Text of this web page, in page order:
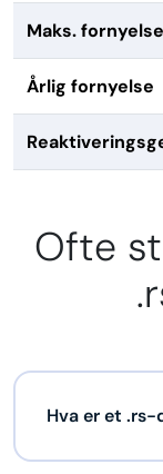
Maks.
Årlig fornyelse
Ofte
Hva er et .rs-